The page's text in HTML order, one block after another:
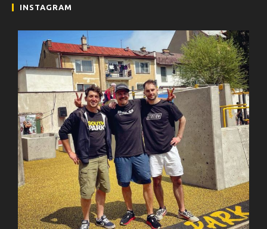
INSTAGRAM